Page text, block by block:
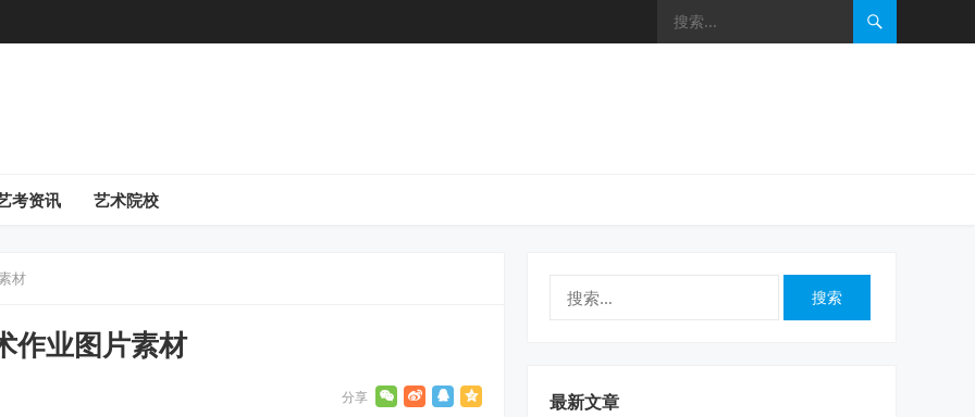
考资讯 艺术院校
材
作业图片素材
最新文章